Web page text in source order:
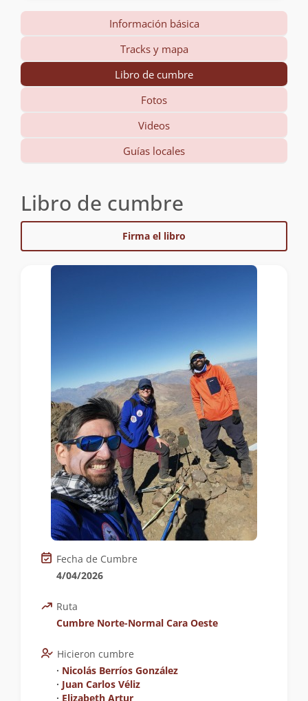
Información básica
Tracks y mapa
Libro de cumbre
Fotos
Videos
Guías locales
Libro de cumbre
Firma el libro
Fecha de Cumbre
4/04/2026
Ruta
Cumbre Norte-Normal Cara Oeste
Hicieron cumbre
∙ Nicolás Berríos González
∙ Juan Carlos Véliz
∙ Elizabeth Artur